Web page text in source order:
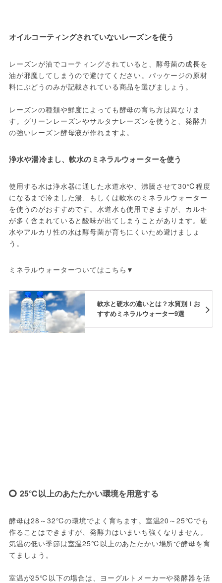
オイルコーティングされていないレーズンを使う
レーズンが油でコーティングされていると、酵母菌の成長を
油が邪魔してしまうので避けてください。パッケージの原材
料にぶどうのみが記載されている商品を選びましょう。
レーズンの種類や鮮度によっても酵母の育ち方は異なりま
す。グリーンレーズンやサルタナレーズンを使うと、発酵力
の強いレーズン酵母液が作れますよ。
浄水や湯冷まし、軟水のミネラルウォーターを使う
使用する水は浄水器に通した水道水や、沸騰させて30℃程度
になるまで冷ました湯、もしくは軟水のミネラルウォーター
を使うのがおすすめです。水道水も使用できますが、カルキ
が多く含まれていると酸味が出てしまうことがあります。硬
水やアルカリ性の水は酵母菌が育ちにくいため避けましょ
う。
ミネラルウォーターついてはこちら▼
軟水と硬水の違いとは？水質別！お
すすめミネラルウォーター9選
25℃以上のあたたかい環境を用意する
酵母は28～32℃の環境でよく育ちます。室温20～25℃でも
作ることはできますが、発酵力はいまいち強くなりません。
気温の低い季節は室温25℃以上のあたたかい場所で酵母を育
てましょう。
室温が25℃以下の場合は、ヨーグルトメーカーや発酵器を活